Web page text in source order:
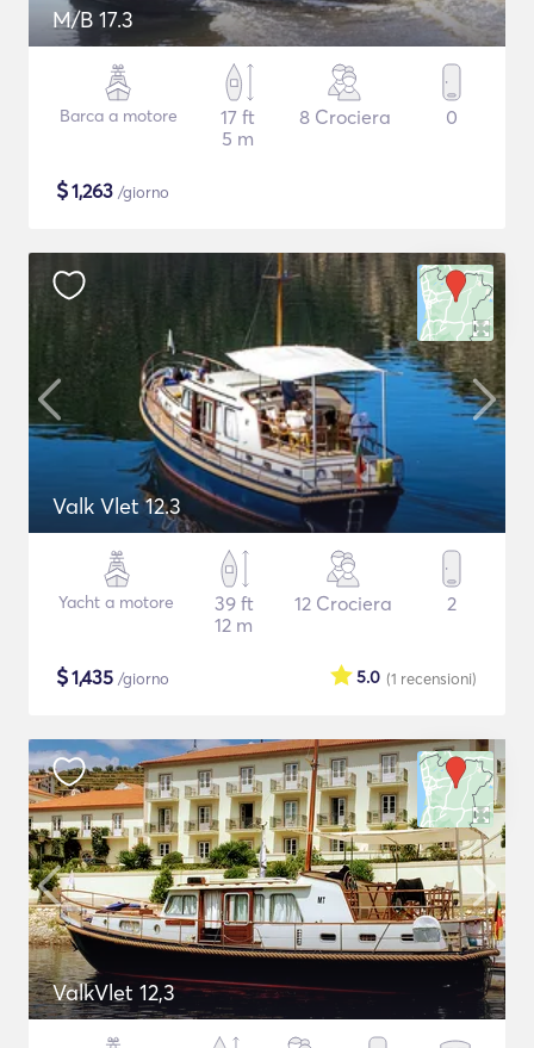
M/B 17.3
Barca a motore
17 ft
5 m
8 Crociera 0
$1,263 /giorno
Valk Vlet 12.3
Yacht a motore
39 ft
12 m
12 Crociera 2
$1,435 /giorno (1 recensioni)
5.0
ValkVlet 12,3